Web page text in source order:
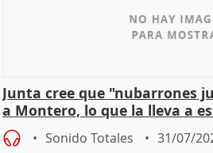
Junta cree que "nubarrones
a Montero, lo que la lleva a
Sonido Totales 31/07/